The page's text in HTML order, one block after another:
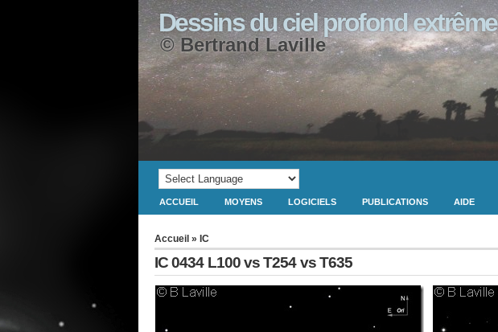
Dessins du ciel profond extrême
© Bertrand Laville
ACCUEIL MOYENS LOGICIELS PUBLICATIONS AIDE
Accueil » IC
IC 0434 L100 vs T254 vs T635